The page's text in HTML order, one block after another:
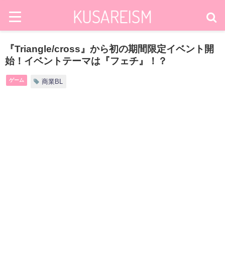
『Triangle/cross』から初の期間限定イベント開
始！イベントテーマは『フェチ』！？
ゲーム 商業BL